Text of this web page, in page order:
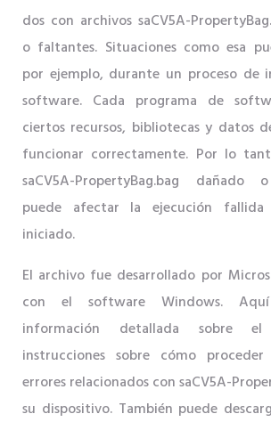
dos con archivos saCV5A-
o faltantes. Situaciones como esa
por ejemplo, durante un proceso de
software. Cada programa de
ciertos recursos, bibliotecas y datos
funcionar correctamente. Por lo
saCV5A-PropertyBag.bag dañado
puede afectar la ejecución fallida
iniciado.
El archivo fue desarrollado por
con el software Windows. Aquí
información detallada sobre
instrucciones sobre cómo
errores relacionados con saCV5A-
su dispositivo. También puede